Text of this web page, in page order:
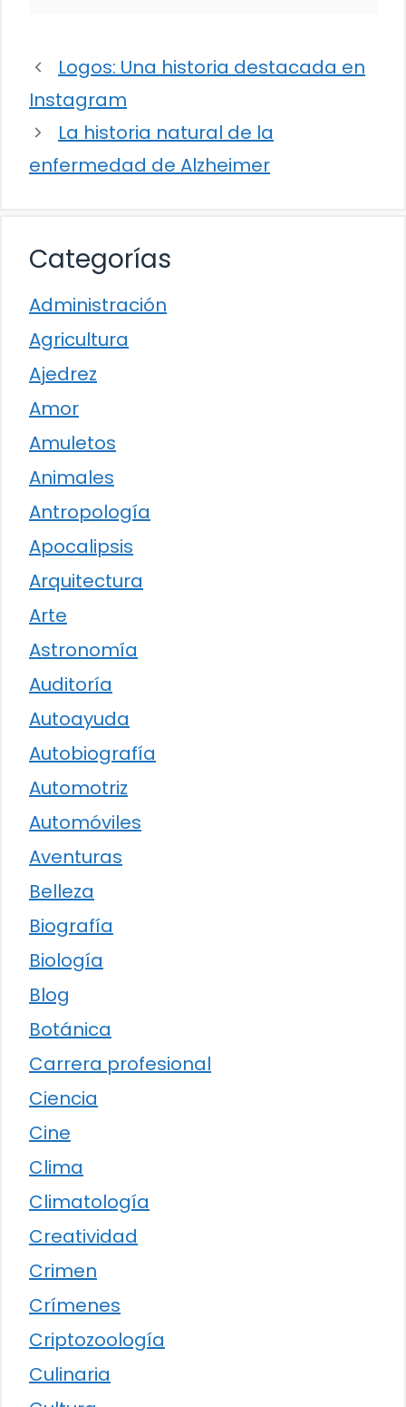
Logos: Una historia destacada en
Instagram
La historia natural de la
enfermedad de Alzheimer
Categorías
Administración
Agricultura
Ajedrez
Amor
Amuletos
Animales
Antropología
Apocalipsis
Arquitectura
Arte
Astronomía
Auditoría
Autoayuda
Autobiografía
Automotriz
Automóviles
Aventuras
Belleza
Biografía
Biología
Blog
Botánica
Carrera profesional
Ciencia
Cine
Clima
Climatología
Creatividad
Crimen
Crímenes
Criptozoología
Culinaria